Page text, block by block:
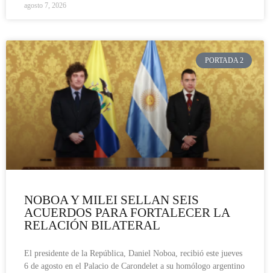
agosto 7, 2026
PORTADA 2
NOBOA Y MILEI SELLAN SEIS
ACUERDOS PARA FORTALECER LA
RELACIÓN BILATERAL
El presidente de la República, Daniel Noboa, recibió este jueves
6 de agosto en el Palacio de Carondelet a su homólogo argentino